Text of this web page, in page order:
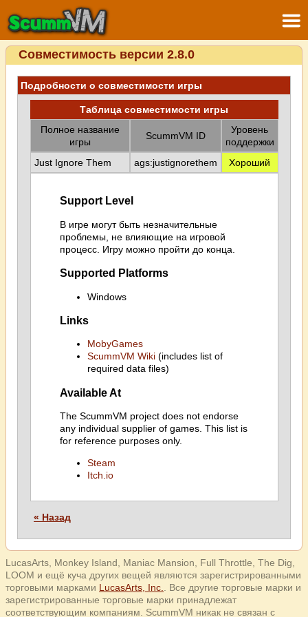
Совместимость версии 2.8.0
Подробности о совместимости игры
Таблица совместимости игры
Полное название
игры
ScummVM ID
Уровень
поддержки
Just Ignore Them
ags:justignorethem Хороший
Support Level
В игре могут быть незначительные
проблемы, не влияющие на игровой
процесс. Игру можно пройти до конца.
Supported Platforms
Windows
Links
MobyGames
ScummVM Wiki(includes list of
required data files)
Available At
The ScummVM project does not endorse
any individual supplier of games. This list is
for reference purposes only.
Steam
Itch.io
« Назад
LucasArts, Monkey Island, Maniac Mansion, Full Throttle, The Dig,
LOOM и ещё куча других вещей являются зарегистрированными
торговыми марками LucasArts, Inc.
. Все другие торговые марки и
зарегистрированные торговые марки принадлежат
соответствующим компаниям. ScummVM никак не связан с